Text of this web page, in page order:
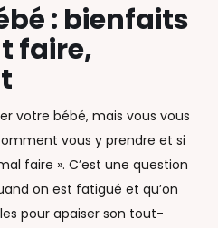
: bienfaits
faire,
votre bébé, mais vous vous
vous y prendre et si
faire ». C’est une question
on est fatigué et qu’on
pour apaiser son tout-